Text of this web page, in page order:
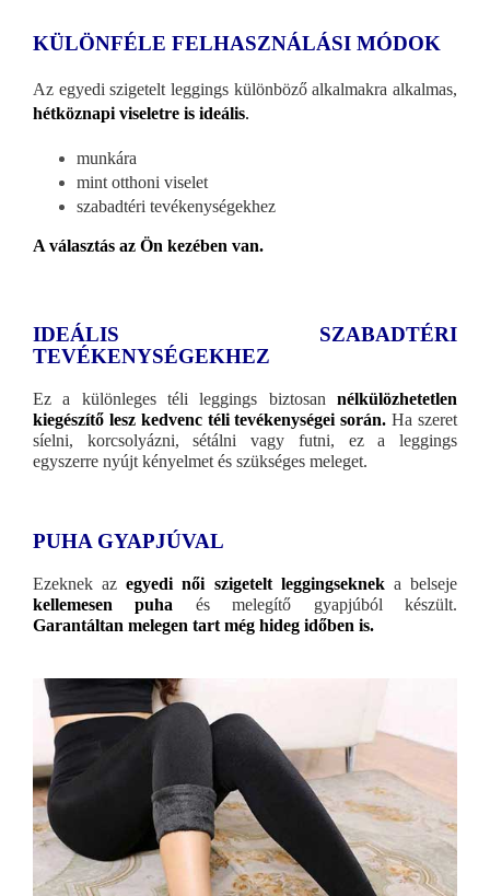
KÜLÖNFÉLE FELHASZNÁLÁSI MÓDOK
Az egyedi szigetelt leggings különböző alkalmakra alkalmas,
hétköznapi viseletre is ideális.
munkára
mint otthoni viselet
szabadtéri tevékenységekhez
A választás az Ön kezében van.
IDEÁLIS SZABADTÉRI
TEVÉKENYSÉGEKHEZ
Ez a különleges téli leggings biztosan nélkülözhetetlen
kiegészítő lesz kedvenc téli tevékenységei során. Ha szeret
síelni, korcsolyázni, sétálni vagy futni, ez a leggings
egyszerre nyújt kényelmet és szükséges meleget.
PUHA GYAPJÚVAL
Ezeknek azegyedi női szigetelt leggingsekneka belseje
kellemesen puha és melegítő gyapjúból készült.
Garantáltan melegen tart még hideg időben is.